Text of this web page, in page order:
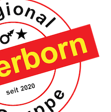
a
n
s
t
n
s